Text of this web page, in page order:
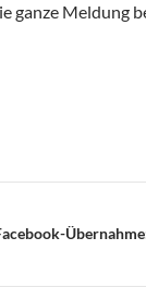
ganze Meldung